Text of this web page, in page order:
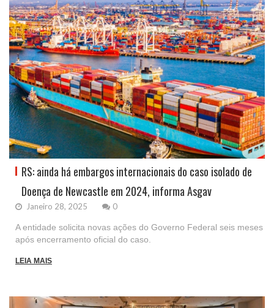
RS: ainda há embargos internacionais do caso isolado de
Doença de Newcastle em 2024, informa Asgav
Janeiro 28, 2025 0
A entidade solicita novas ações do Governo Federal seis meses
após encerramento oficial do caso.
LEIA MAIS